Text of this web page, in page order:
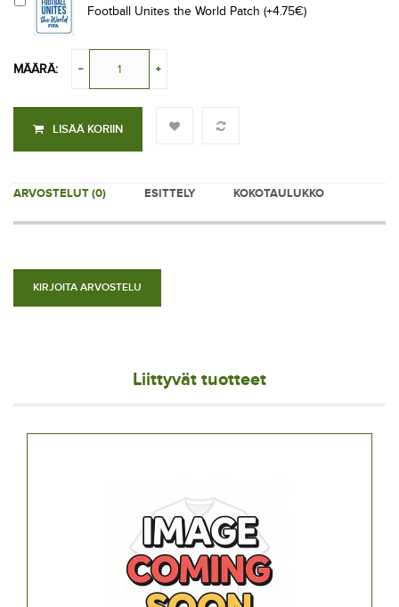
Football Unites the World Patch (+4.75€)
MÄÄRÄ:
LISÄÄ KORIIN
ARVOSTELUT (0) ESITTELY KOKOTAULUKKO
KIRJOITA ARVOSTELU
Liittyvät tuotteet